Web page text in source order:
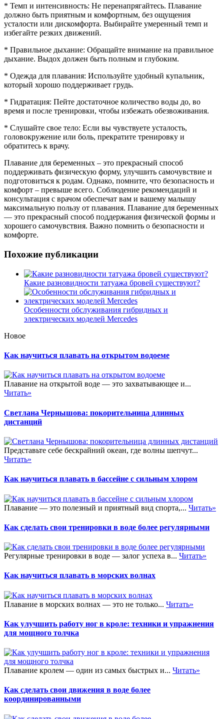
* Темп и интенсивность: Не перенапрягайтесь. Плавание
должно быть приятным и комфортным, без ощущения
усталости или дискомфорта. Выбирайте умеренный темп и
избегайте резких движений.
* Правильное дыхание: Обращайте внимание на правильное
дыхание. Выдох должен быть полным и глубоким.
* Одежда для плавания: Используйте удобный купальник,
который хорошо поддерживает грудь.
* Гидратация: Пейте достаточное количество воды до, во
время и после тренировки, чтобы избежать обезвоживания.
* Слушайте свое тело: Если вы чувствуете усталость,
головокружение или боль, прекратите тренировку и
обратитесь к врачу.
Плавание для беременных – это прекрасный способ
поддерживать физическую форму, улучшить самочувствие и
подготовиться к родам. Однако, помните, что безопасность и
комфорт – превыше всего. Соблюдение рекомендаций и
консультация с врачом обеспечат вам и вашему малышу
максимальную пользу от плавания. Плавание для беременных
— это прекрасный способ поддержания физической формы и
хорошего самочувствия. Важно помнить о безопасности и
комфорте.
Похожие публикации
Какие разновидности татуажа бровей существуют?
Особенности обслуживания гибридных и
электрических моделей Mercedes
Новое
Как научиться плавать на открытом водоеме
Плавание на открытой воде — это захватывающее и...
Читать»
Светлана Чернышова: покорительница длинных
дистанций
Представьте себе бескрайний океан, где волны шепчут...
Читать»
Как научиться плавать в бассейне с сильным хлором
Плавание — это полезный и приятный вид спорта,... Читать»
Как сделать свои тренировки в воде более регулярными
Регулярные тренировки в воде — залог успеха в... Читать»
Как научиться плавать в морских волнах
Плавание в морских волнах — это не только... Читать»
Как улучшить работу ног в кроле: техники и упражнения
для мощного толчка
Плавание кролем — один из самых быстрых и... Читать»
Как сделать свои движения в воде более
координированными